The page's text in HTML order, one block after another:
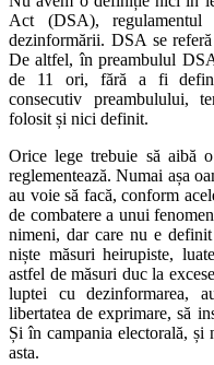
Act (DSA),
dezinformării. DSA se
De altfel, în preambulul
de 11 ori, fără a fi
consecutiv preambulului,
folosit și nici definit.
Orice lege trebuie să aibă
reglementează. Numai așa
au voie să facă, conform
de combatere a unui
nimeni, dar care nu e
niște măsuri heirupiste,
astfel de măsuri duc la
luptei cu dezinformarea,
libertatea de exprimare, să
Și în campania electorală,
asta.